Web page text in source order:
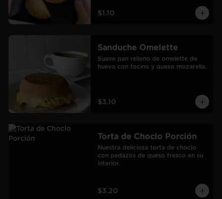
$1.10
Sanduche Omelette
Suave pan relleno de omelette de
huevo con tocino y queso mozarella.
$3.10
Torta de Choclo Porción
Nuestra deliciosa torta de choclo
con pedazos de queso fresco en su
interior.
$3.20